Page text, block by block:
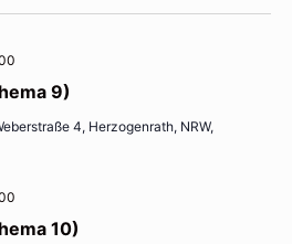
9)
4, Herzogenrath, NRW,
10)